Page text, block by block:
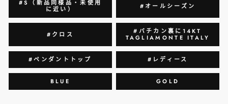
#S（新品同様品・未使用
に近い）
#オールシーズン
#クロス
#バチカン裏に14KT
TAGLIAMONTE ITALY
#ペンダントトップ #レディース
BLUE GOLD